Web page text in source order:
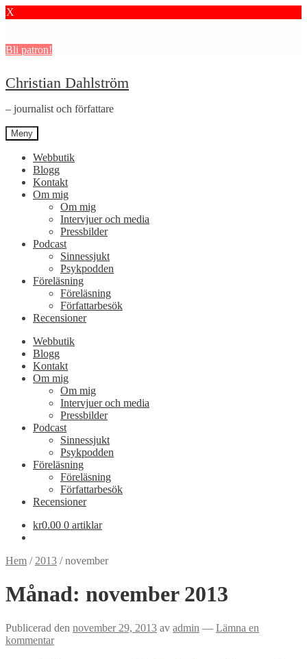
X
Bli patron!
Hoppa
till
navigering
Hoppa
till
innehåll
Christian Dahlström
– journalist och författare
Meny
Webbutik
Blogg
Kontakt
Om mig
Om mig
Intervjuer och media
Pressbilder
Podcast
Sinnessjukt
Psykpodden
Föreläsning
Föreläsning
Författarbesök
Recensioner
Webbutik
Blogg
Kontakt
Om mig
Om mig
Intervjuer och media
Pressbilder
Podcast
Sinnessjukt
Psykpodden
Föreläsning
Föreläsning
Författarbesök
Recensioner
kr0.00 0 artiklar
Hem / 2013 /november
Månad: november 2013
Publicerad den november 29, 2013 av admin — Lämna en
kommentar